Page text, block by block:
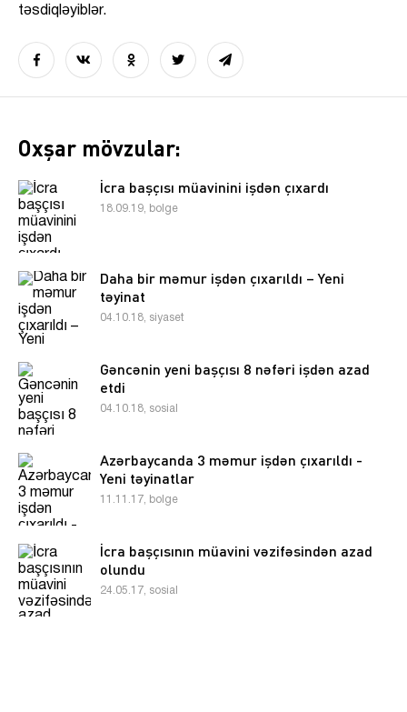
təsdiqləyiblər.
Oxşar mövzular:
İcra başçısı müavinini işdən çıxardı
18.09.19, bolge
Daha bir məmur işdən çıxarıldı – Yeni
təyinat
04.10.18, siyaset
Gəncənin yeni başçısı 8 nəfəri işdən azad
etdi
04.10.18, sosial
Azərbaycanda 3 məmur işdən çıxarıldı -
Yeni təyinatlar
11.11.17, bolge
İcra başçısının müavini vəzifəsindən azad
olundu
24.05.17, sosial